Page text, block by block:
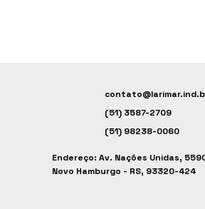
(51) 3587-2709
(51) 98238-0060
Endereço: Av. Nações Unidas,
Novo Hamburgo - RS, 93320-424